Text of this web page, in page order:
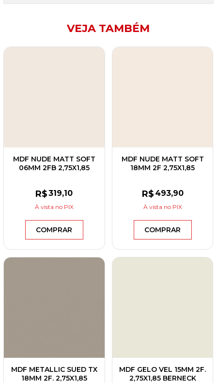
VEJA TAMBÉM
MDF NUDE MATT SOFT
06MM 2FB 2,75X1,85
R$319,10
À vista no PIX
COMPRAR
MDF NUDE MATT SOFT
18MM 2F 2,75X1,85
R$ 493,90
À vista no PIX
COMPRAR
MDF METALLIC SUED TX
18MM 2F. 2,75X1,85
MDF GELO VEL 15MM 2F.
2,75X1,85 BERNECK